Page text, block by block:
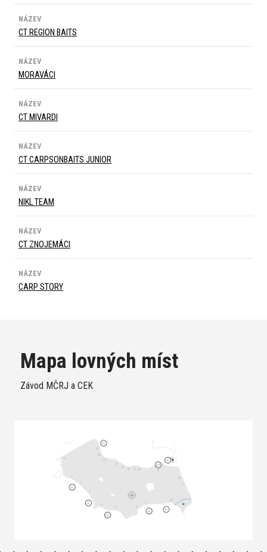
NÁZEV
CT REGION BAITS
NÁZEV
MORAVÁCI
NÁZEV
CT MIVARDI
NÁZEV
CT CARPSONBAITS JUNIOR
NÁZEV
NIKL TEAM
NÁZEV
CT ZNOJEMÁCI
NÁZEV
CARP STORY
Mapa lovných míst
Závod MČRJ a CEK